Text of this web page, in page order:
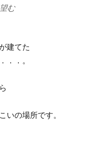
望む
建てた
．．。
いの場所です。